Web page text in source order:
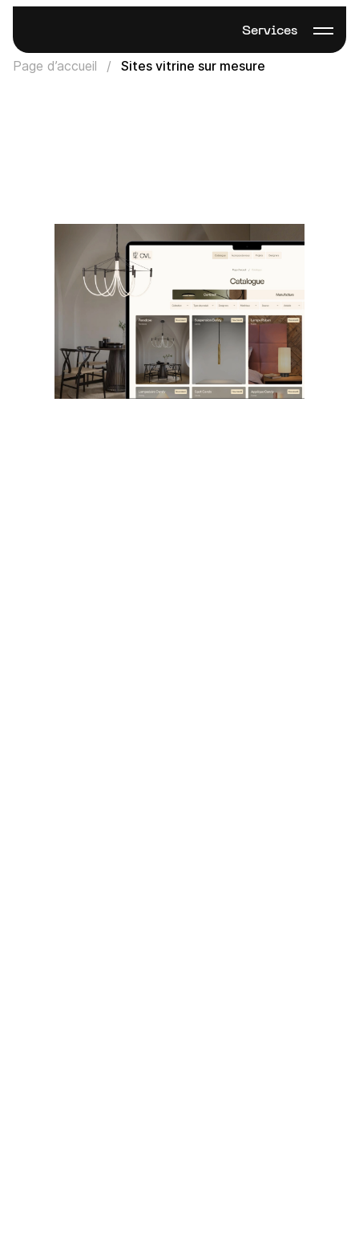
Services
Page d’accueil Sites vitrine sur mesure
Sites vitrine sur
mesure